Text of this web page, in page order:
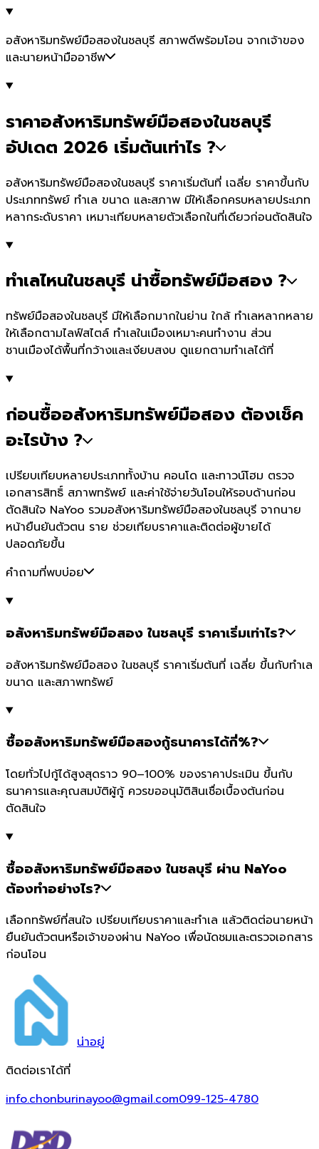
อสังหาริมทรัพย์มือสองในชลบุรี สภาพดีพร้อมโอน จากเจ้าของ
และนายหน้ามืออาชีพ
ราคาอสังหาริมทรัพย์มือสองในชลบุรี
อัปเดต 2026 เริ่มต้นเท่าไร ?
อสังหาริมทรัพย์มือสองในชลบุรี ราคาเริ่มต้นที่ เฉลี่ย ราคาขึ้นกับ
ประเภททรัพย์ ทำเล ขนาด และสภาพ มีให้เลือกครบหลายประเภท
หลากระดับราคา เหมาะเทียบหลายตัวเลือกในที่เดียวก่อนตัดสินใจ
ทำเลไหนในชลบุรี น่าซื้อทรัพย์มือสอง ?
ทรัพย์มือสองในชลบุรี มีให้เลือกมากในย่าน ใกล้ ทำเลหลากหลาย
ให้เลือกตามไลฟ์สไตล์ ทำเลในเมืองเหมาะคนทำงาน ส่วน
ชานเมืองได้พื้นที่กว้างและเงียบสงบ ดูแยกตามทำเลได้ที่
ก่อนซื้ออสังหาริมทรัพย์มือสอง ต้องเช็ค
อะไรบ้าง ?
เปรียบเทียบหลายประเภททั้งบ้าน คอนโด และทาวน์โฮม ตรวจ
เอกสารสิทธิ์ สภาพทรัพย์ และค่าใช้จ่ายวันโอนให้รอบด้านก่อน
ตัดสินใจ NaYoo รวมอสังหาริมทรัพย์มือสองในชลบุรี จากนาย
หน้ายืนยันตัวตน ราย ช่วยเทียบราคาและติดต่อผู้ขายได้
ปลอดภัยขึ้น
คำถามที่พบบ่อย
อสังหาริมทรัพย์มือสอง ในชลบุรี ราคาเริ่มเท่าไร?
อสังหาริมทรัพย์มือสอง ในชลบุรี ราคาเริ่มต้นที่ เฉลี่ย ขึ้นกับทำเล
ขนาด และสภาพทรัพย์
ซื้ออสังหาริมทรัพย์มือสองกู้ธนาคารได้กี่%?
โดยทั่วไปกู้ได้สูงสุดราว 90–100% ของราคาประเมิน ขึ้นกับ
ธนาคารและคุณสมบัติผู้กู้ ควรขออนุมัติสินเชื่อเบื้องต้นก่อน
ตัดสินใจ
ซื้ออสังหาริมทรัพย์มือสอง ในชลบุรี ผ่าน NaYoo
ต้องทำอย่างไร?
เลือกทรัพย์ที่สนใจ เปรียบเทียบราคาและทำเล แล้วติดต่อนายหน้า
ยืนยันตัวตนหรือเจ้าของผ่าน NaYoo เพื่อนัดชมและตรวจเอกสาร
ก่อนโอน
น่าอยู่
ติดต่อเราได้ที่
info.chonburinayoo@gmail.com099-125-4780